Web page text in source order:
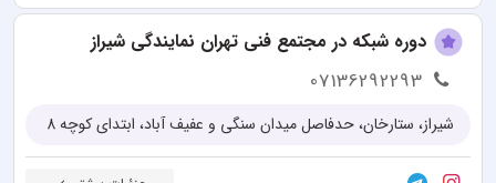
دوره شبکه در مجتمع فنی تهران نمایندگی شیراز
07136292293
شیراز، ستارخان، حدفاصل میدان سنگی و عفیف آباد، ابتدای کوچه 8